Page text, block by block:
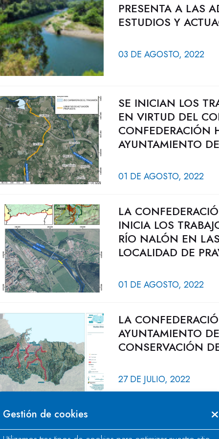
PRESENTA A LAS
ESTUDIOS Y
03 DE AGOSTO, 2022
SE INICIAN LOS
EN VIRTUD DEL
CONFEDERACIÓN
AYUNTAMIENTO
01 DE AGOSTO, 2022
LA
INICIA LOS
RÍO NALÓN EN
LOCALIDAD DE
01 DE AGOSTO, 2022
LA
AYUNTAMIENTO
CONSERVACIÓN
27 DE JULIO, 2022
NOTA
Gestión de cookies